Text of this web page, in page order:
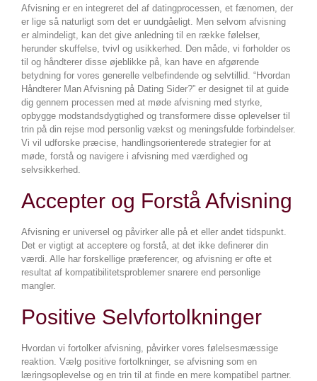
Afvisning er en integreret del af datingprocessen, et fænomen, der
er lige så naturligt som det er uundgåeligt. Men selvom afvisning
er almindeligt, kan det give anledning til en række følelser,
herunder skuffelse, tvivl og usikkerhed. Den måde, vi forholder os
til og håndterer disse øjeblikke på, kan have en afgørende
betydning for vores generelle velbefindende og selvtillid. “Hvordan
Håndterer Man Afvisning på Dating Sider?” er designet til at guide
dig gennem processen med at møde afvisning med styrke,
opbygge modstandsdygtighed og transformere disse oplevelser til
trin på din rejse mod personlig vækst og meningsfulde forbindelser.
Vi vil udforske præcise, handlingsorienterede strategier for at
møde, forstå og navigere i afvisning med værdighed og
selvsikkerhed.
Accepter og Forstå Afvisning
Afvisning er universel og påvirker alle på et eller andet tidspunkt.
Det er vigtigt at acceptere og forstå, at det ikke definerer din
værdi. Alle har forskellige præferencer, og afvisning er ofte et
resultat af kompatibilitetsproblemer snarere end personlige
mangler.
Positive Selvfortolkninger
Hvordan vi fortolker afvisning, påvirker vores følelsesmæssige
reaktion. Vælg positive fortolkninger, se afvisning som en
læringsoplevelse og en trin til at finde en mere kompatibel partner.